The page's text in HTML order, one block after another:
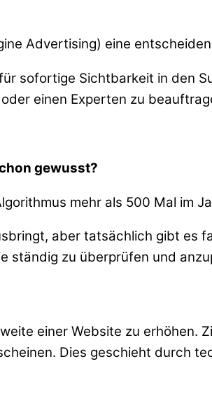
Advertising) eine
sofortige Sichtbarkeit in den
einen Experten zu
gewusst?
mehr als 500 Mal im
aber tatsächlich gibt es
ständig zu überprüfen und
einer Website zu erhöhen.
Dies geschieht durch